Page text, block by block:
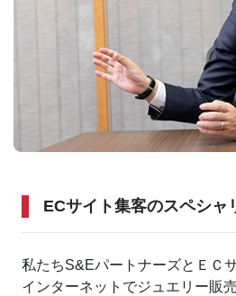
ECサイト集客のスペシャ
私たちS&EパートナーズとＥＣ
インターネットでジュエリー販